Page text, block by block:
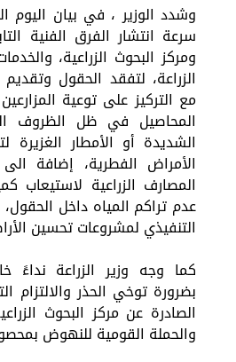
وشدد الوزير ، في بيان
سرعة انتشار الفرق الفنية
ومركز البحوث الزراعية،
الزراعة، لتفقد الحقول وتقديم
مع التركيز على توعية
المحاصيل في ظل الظروف
الشديدة أو الأمطار الغزيرة
الأمراض الفطرية، إضافة
المصارف الزراعية لاستيعاب
عدم تراكم المياه داخل
التنفيذي لمشروعات تحسين
كما وجه وزير الزراعة نداءً
بضرورة توخي الحذر والالتزام
الصادرة عن مركز البحوث
والحملة القومية للنهوض